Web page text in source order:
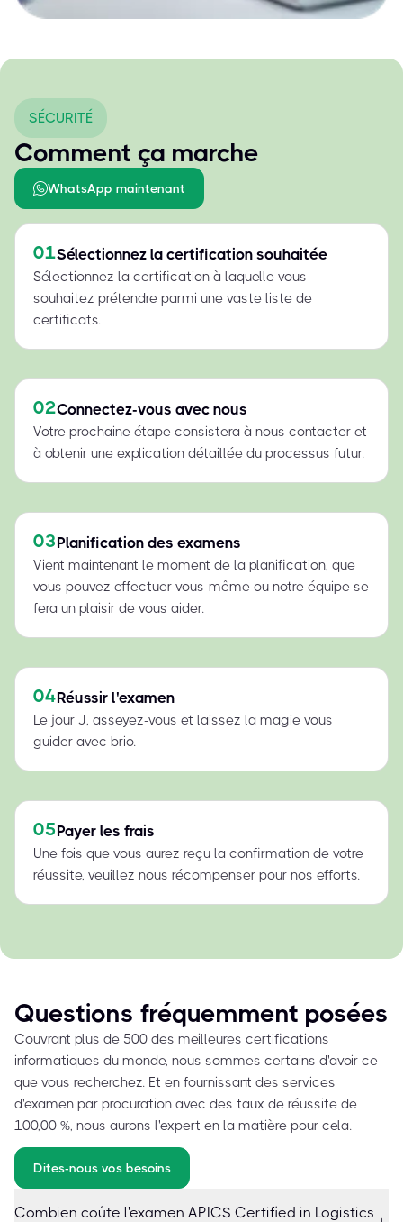
SÉCURITÉ
Comment ça marche
WhatsApp maintenant
01Sélectionnez la certification souhaitée
Sélectionnez la certification à laquelle vous
souhaitez prétendre parmi une vaste liste de
certificats.
02Connectez-vous avec nous
Votre prochaine étape consistera à nous contacter et
à obtenir une explication détaillée du processus futur.
03Planification des examens
Vient maintenant le moment de la planification, que
vous pouvez effectuer vous-même ou notre équipe se
fera un plaisir de vous aider.
04Réussir l'examen
Le jour J, asseyez-vous et laissez la magie vous
guider avec brio.
05Payer les frais
Une fois que vous aurez reçu la confirmation de votre
réussite, veuillez nous récompenser pour nos efforts.
Questions fréquemment posées
Couvrant plus de 500 des meilleures certifications
informatiques du monde, nous sommes certains d'avoir ce
que vous recherchez. Et en fournissant des services
d'examen par procuration avec des taux de réussite de
100,00 %, nous aurons l'expert en la matière pour cela.
Dites-nous vos besoins
Combien coûte l'examen APICS Certified in Logistics